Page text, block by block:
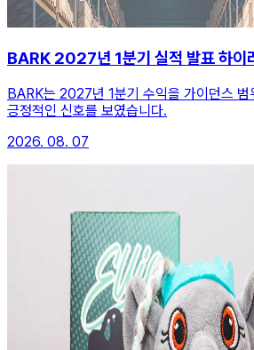
BARK 2027년 1분기 실적 발표 하이
BARK는 2027년 1분기 수익을 가이던스 범
긍정적인 신호를 보였습니다.
2026. 08. 07